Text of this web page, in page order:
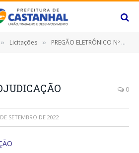
» Licitações » PREGÃO ELETRÔNICO Nº 062/2022-SRP (CONTRATAÇÃO DE EMPRESA ESPECIALIZADA NO FORNECIMENTO ÁGUA MINERAL EM EMBALAGEM DE 200ML)
0
SETEMBRO DE 2022